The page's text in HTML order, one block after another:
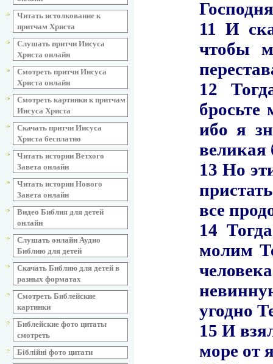
Читать истолкование к
притчам Христа
Слушать притчи Иисуса
Христа онлайн
Смотреть притчи Иисуса
Христа онлайн
Смотреть картинки к притчам
Иисуса Христа
Скачать притчи Иисуса
Христа бесплатно
Читать истории Ветхого
Завета онлайн
Читать истории Нового
Завета онлайн
Видео Библия для детей
онлайн
Слушать онлайн Аудио
Библию для детей
Скачать Библию для детей в
разных форматах
Смотреть Библейские
картинки
Библейские фото цитаты
смотреть
Біблійні фото цитати